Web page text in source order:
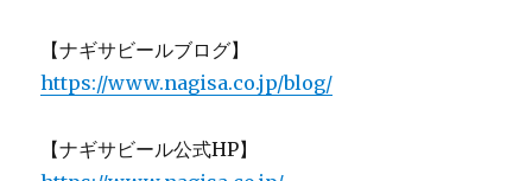
【ナギサビールブログ】
https://www.nagisa.co.jp/blog/
【ナギサビール公式HP】